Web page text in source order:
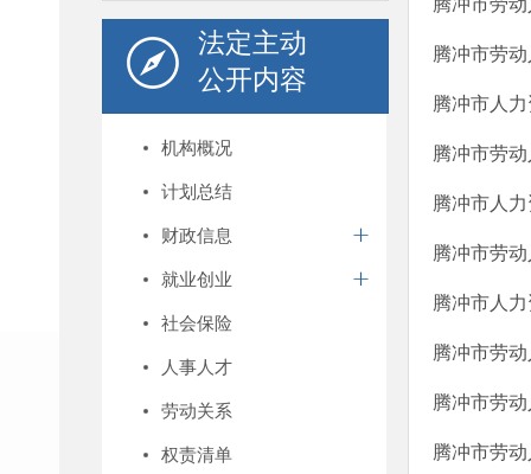
法定主动
公开内容
机构概况
计划总结
财政信息
就业创业
社会保险
人事人才
劳动关系
权责清单
腾冲市劳
腾冲市劳
腾冲市人
腾冲市劳
腾冲市人
腾冲市劳
腾冲市人
腾冲市劳
腾冲市劳
腾冲市劳